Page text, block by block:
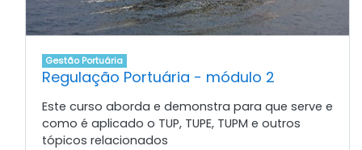
Gestão Portuária
Regulação Portuária - módulo 2
Este curso aborda e demonstra para que serve e
como é aplicado o TUP, TUPE, TUPM e outros
tópicos relacionados